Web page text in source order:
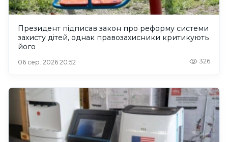
Президент підписав закон про реформу системи
захисту дітей, однак правозахисники критикують
його
06 сер. 2026 20:52 326